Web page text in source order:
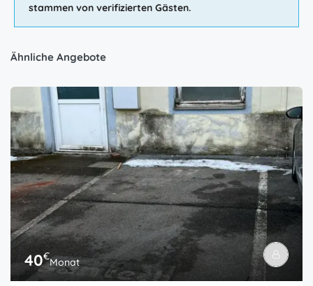
stammen von verifizierten Gästen.
Ähnliche Angebote
40€Monat